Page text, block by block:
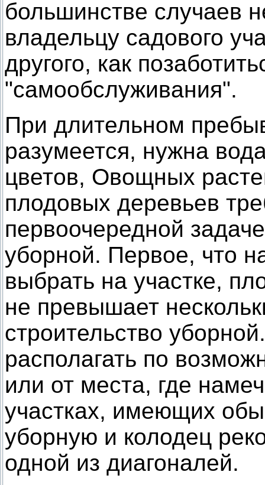
большинстве случаев
владельцу садового
другого, как
"самообслуживания".
При длительном
разумеется, нужна
цветов, Овощных
плодовых деревьев
первоочередной
уборной. Первое, что
выбрать на участке,
не превышает
строительство
располагать по
или от места, где
участках, имеющих
уборную и колодец
одной из диагоналей.